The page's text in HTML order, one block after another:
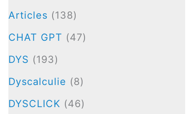
Articles (138)
CHAT GPT (47)
DYS (193)
Dyscalculie (8)
DYSCLICK (46)